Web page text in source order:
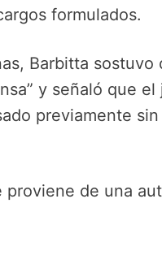
formulados.
Barbitta sostuvo
y señaló que
previamente
proviene de una